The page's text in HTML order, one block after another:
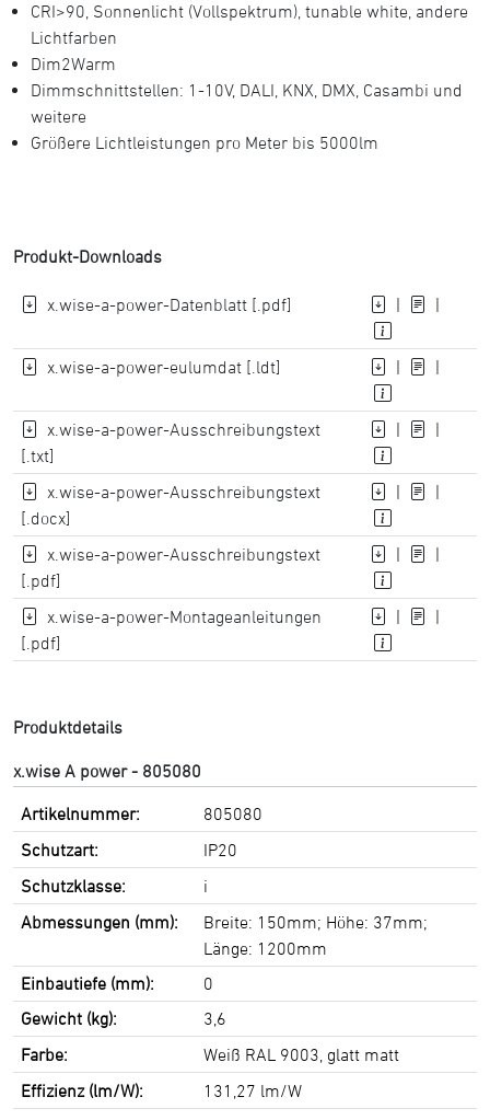
CRI>90, Sonnenlicht (Vollspektrum), tunable white, andere
Lichtfarben
Dim2Warm
Dimmschnittstellen: 1-10V, DALI, KNX, DMX, Casambi und
weitere
Größere Lichtleistungen pro Meter bis 5000lm
Produkt-Downloads
x.wise-a-power-Datenblatt [.pdf] | |
x.wise-a-power-eulumdat [.ldt] | |
x.wise-a-power-Ausschreibungstext
[.txt]
| |
x.wise-a-power-Ausschreibungstext
[.docx]
| |
x.wise-a-power-Ausschreibungstext
[.pdf]
| |
x.wise-a-power-Montageanleitungen
[.pdf]
| |
Produktdetails
x.wise A power - 805080
Artikelnummer:
805080
Schutzart:
IP20
Schutzklasse:
i
Abmessungen (mm):
Breite: 150mm; Höhe: 37mm;
Länge: 1200mm
Einbautiefe (mm):
0
Gewicht (kg):
3,6
Farbe:
Weiß RAL 9003, glatt matt
Effizienz (lm/W):
131,27 lm/W